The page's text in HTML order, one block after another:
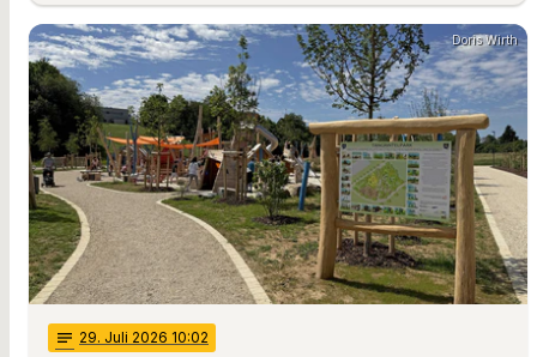
Doris Wirth
notes 29. Juli 2026 10:02